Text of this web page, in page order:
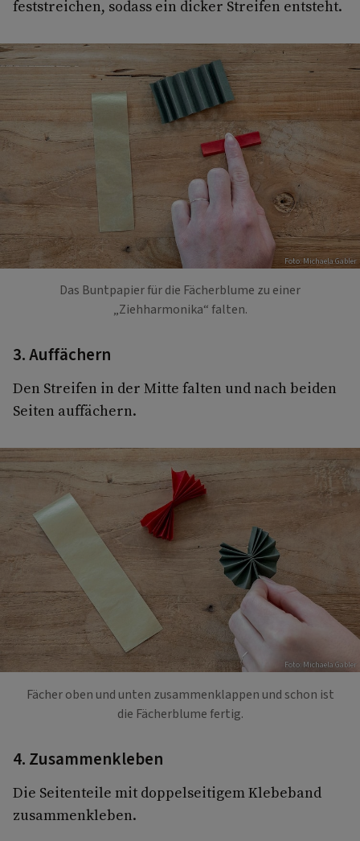
feststreichen, sodass ein dicker Streifen entsteht.
Foto: Michaela Gabler
Das Buntpapier für die Fächerblume zu einer
„Ziehharmonika“ falten.
3. Auffächern
Den Streifen in der Mitte falten und nach beiden
Seiten auffächern.
Foto: Michaela Gabler
Fächer oben und unten zusammenklappen und schon ist
die Fächerblume fertig.
4. Zusammenkleben
Die Seitenteile mit doppelseitigem Klebeband
zusammenkleben.